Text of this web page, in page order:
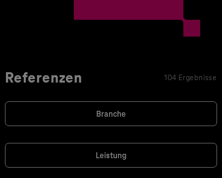
Referenzen 104 Ergebnisse
Branche
Leistung